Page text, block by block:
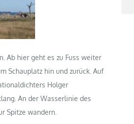
Ab hier geht es zu Fuss weiter
Schauplatz hin und zurück. Auf
Holger
An der Wasserlinie des
Spitze wandern.